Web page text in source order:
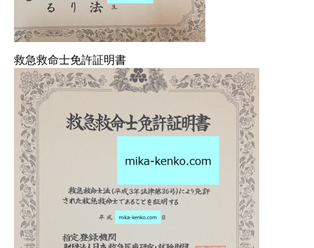
救急救命士免許証明書